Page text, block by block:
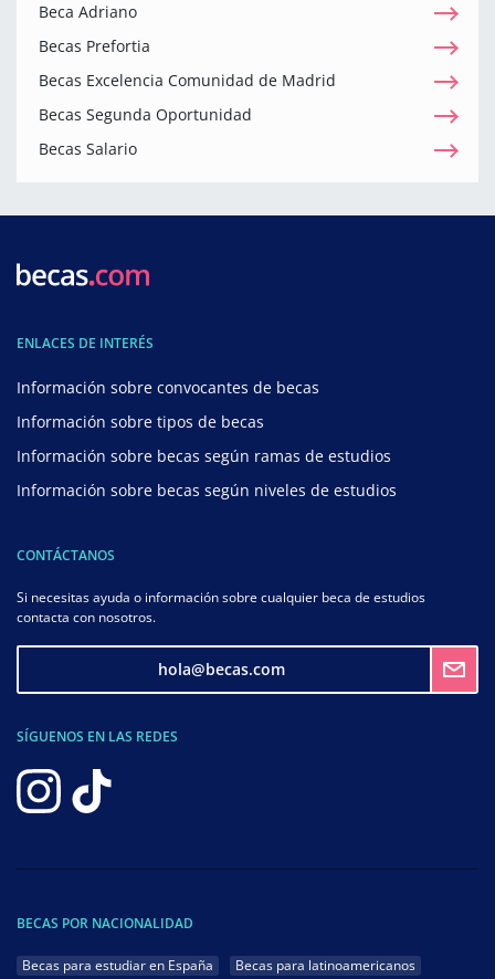
Beca Adriano
Becas Prefortia
Becas Excelencia Comunidad de Madrid
Becas Segunda Oportunidad
Becas Salario
ENLACES DE INTERÉS
Información sobre convocantes de becas
Información sobre tipos de becas
Información sobre becas según ramas de estudios
Información sobre becas según niveles de estudios
CONTÁCTANOS
Si necesitas ayuda o información sobre cualquier beca de estudios
contacta con nosotros.
hola@becas.com
SÍGUENOS EN LAS REDES
BECAS POR NACIONALIDAD
Becas para estudiar en España Becas para latinoamericanos